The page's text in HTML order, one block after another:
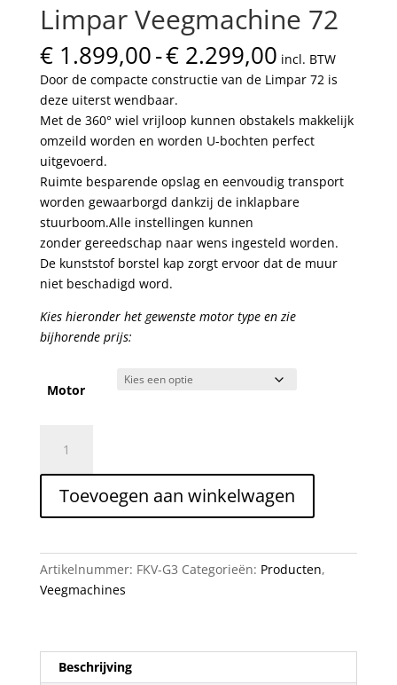
Limpar Veegmachine 72
€1.899,00-€2.299,00Prijsklasse:
€ 1.899,00
tot
€ 2.299,00
incl. BTW
Door de compacte constructie van de Limpar 72 is
deze uiterst wendbaar.
Met de 360° wiel vrijloop kunnen obstakels makkelijk
omzeild worden en worden U-bochten perfect
uitgevoerd.
Ruimte besparende opslag en eenvoudig transport
worden gewaarborgd dankzij de inklapbare
stuurboom.Alle instellingen kunnen
zonder gereedschap naar wens ingesteld worden.
De kunststof borstel kap zorgt ervoor dat de muur
niet beschadigd word.
Kies hieronder het gewenste motor type en zie
bijhorende prijs:
Motor
Veegmachine
72
aantal
Toevoegen aan winkelwagen
Artikelnummer: FKV-G3 Categorieën: Producten,
Veegmachines
Beschrijving